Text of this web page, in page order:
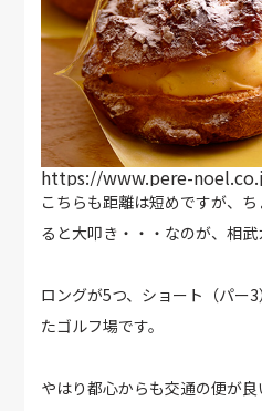
https://www.pere-
こちらも距離は短めですが、
ると大叩き・・・なのが、相武
ロングが5つ、ショート（パー
たゴルフ場です。
やはり都心からも交通の便が良